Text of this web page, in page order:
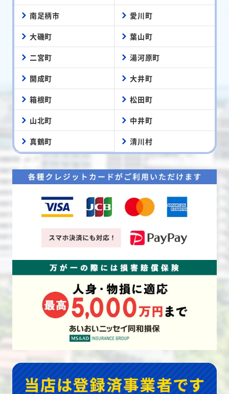
南足柄市 愛川町
大磯町 葉山町
二宮町 湯河原町
開成町 大井町
箱根町 松田町
山北町 中井町
真鶴町 清川村